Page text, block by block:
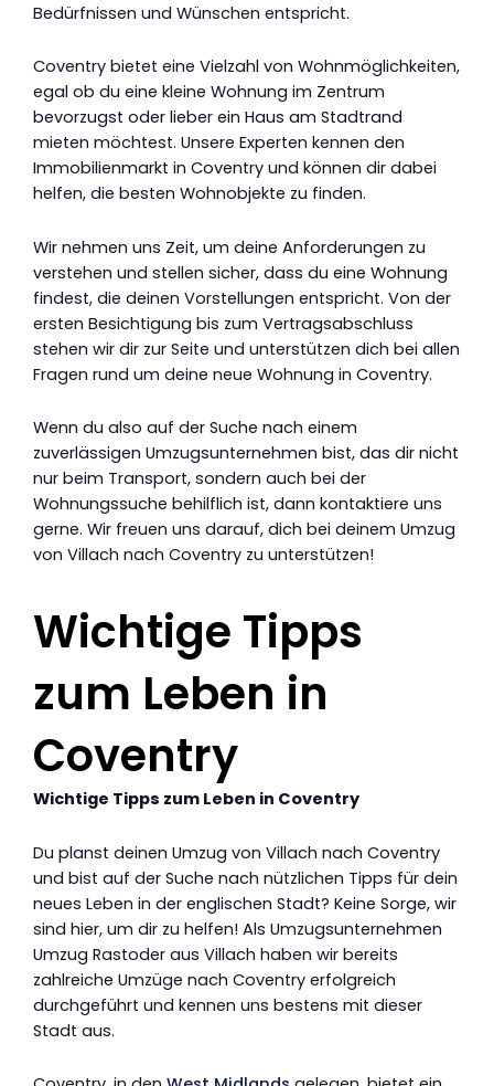
Bedürfnissen und Wünschen entspricht.
Coventry bietet eine Vielzahl von Wohnmöglichkeiten,
egal ob du eine kleine Wohnung im Zentrum
bevorzugst oder lieber ein Haus am Stadtrand
mieten möchtest. Unsere Experten kennen den
Immobilienmarkt in Coventry und können dir dabei
helfen, die besten Wohnobjekte zu finden.
Wir nehmen uns Zeit, um deine Anforderungen zu
verstehen und stellen sicher, dass du eine Wohnung
findest, die deinen Vorstellungen entspricht. Von der
ersten Besichtigung bis zum Vertragsabschluss
stehen wir dir zur Seite und unterstützen dich bei allen
Fragen rund um deine neue Wohnung in Coventry.
Wenn du also auf der Suche nach einem
zuverlässigen Umzugsunternehmen bist, das dir nicht
nur beim Transport, sondern auch bei der
Wohnungssuche behilflich ist, dann kontaktiere uns
gerne. Wir freuen uns darauf, dich bei deinem Umzug
von Villach nach Coventry zu unterstützen!
Wichtige Tipps
zum Leben in
Coventry
Wichtige Tipps zum Leben in Coventry
Du planst deinen Umzug von Villach nach Coventry
und bist auf der Suche nach nützlichen Tipps für dein
neues Leben in der englischen Stadt? Keine Sorge, wir
sind hier, um dir zu helfen! Als Umzugsunternehmen
Umzug Rastoder aus Villach haben wir bereits
zahlreiche Umzüge nach Coventry erfolgreich
durchgeführt und kennen uns bestens mit dieser
Stadt aus.